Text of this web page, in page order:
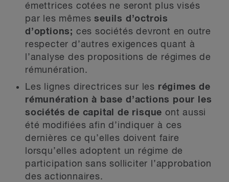
émettrices cotées ne seront plus visés
par les mêmesseuils d’octrois
d’options; ces sociétés devront en outre
respecter d’autres exigences quant à
l’analyse des propositions de régimes de
rémunération.
Les lignes directrices sur les régimes de
rémunération à base d’actions pour les
sociétés de capital de risque ont aussi
été modifiées afin d’indiquer à ces
dernières ce qu’elles doivent faire
lorsqu’elles adoptent un régime de
participation sans solliciter l’approbation
des actionnaires.